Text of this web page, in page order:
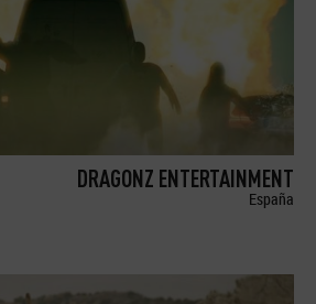
DRAGONZ ENTERTAINMENT
España